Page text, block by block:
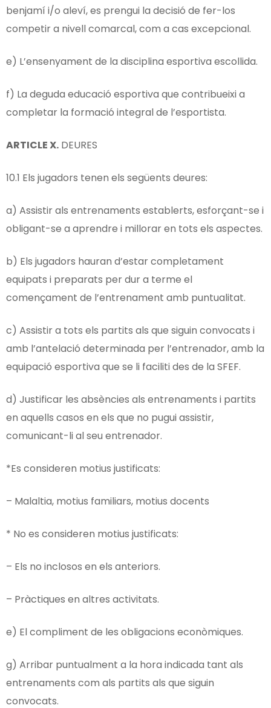
benjamí i/o aleví, es prengui la decisió de fer-los
competir a nivell comarcal, com a cas excepcional.
e) L’ensenyament de la disciplina esportiva escollida.
f) La deguda educació esportiva que contribueixi a
completar la formació integral de l’esportista.
ARTICLEX. DEURES
10.1 Els jugadors tenen els següents deures:
a) Assistir als entrenaments establerts, esforçant-se i
obligant-se a aprendre i millorar en tots els aspectes.
b) Els jugadors hauran d’estar completament
equipats i preparats per dur a terme el
començament de l’entrenament amb puntualitat.
c) Assistir a tots els partits als que siguin convocats i
amb l’antelació determinada per l’entrenador, amb la
equipació esportiva que se li faciliti des de la SFEF.
d) Justificar les absències als entrenaments i partits
en aquells casos en els que no pugui assistir,
comunicant-li al seu entrenador.
*Es consideren motius justificats:
– Malaltia, motius familiars, motius docents
* No es consideren motius justificats:
– Els no inclosos en els anteriors.
– Pràctiques en altres activitats.
e) El compliment de les obligacions econòmiques.
g) Arribar puntualment a la hora indicada tant als
entrenaments com als partits als que siguin
convocats.